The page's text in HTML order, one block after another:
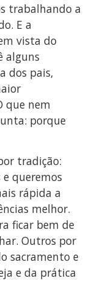
trabalhando a
E a
vista do
alguns
dos pais,
que nem
porque
tradição:
queremos
rápida a
melhor.
ficar bem de
Outros por
sacramento e
e da prática